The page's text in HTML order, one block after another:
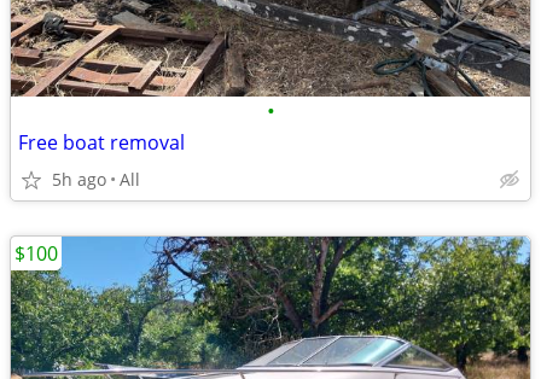
•
Free boat removal
5h ago All
$100